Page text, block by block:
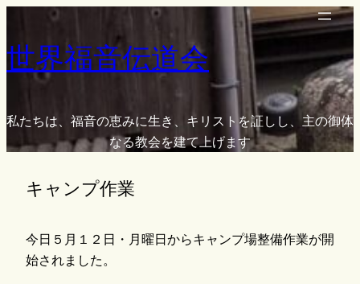
を
ッ
世界福音伝道会
私たちは、福音の恵みに生き、キリストを証しし、主の御体
なる教会を建て上げます
キャンプ作業
今日５月１２日・月曜日からキャンプ場整備作業が開
始されました。